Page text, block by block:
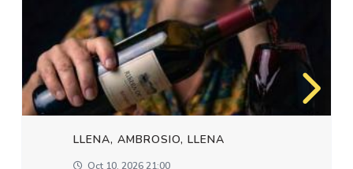
LLENA, AMBROSIO, LLENA
Oct 10, 2026 21:00